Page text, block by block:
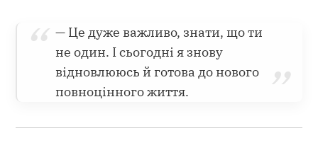
— Це дуже важливо, знати, що ти
не один. І сьогодні я знову
відновлююсь й готова до нового
повноцінного життя.